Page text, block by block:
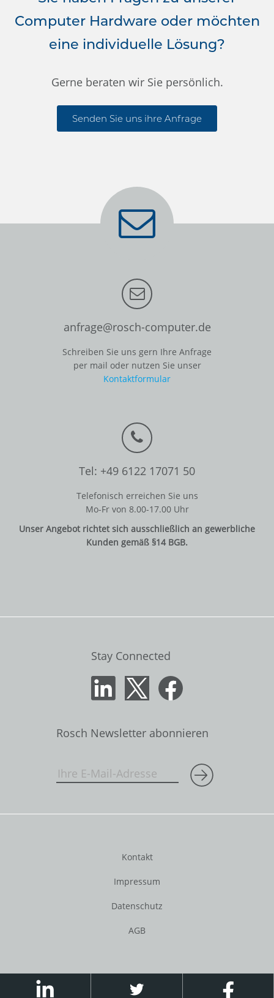
Computer Hardware oder möchten
eine individuelle Lösung?
Gerne beraten wir Sie persönlich.
Senden Sie uns ihre Anfrage
anfrage@rosch-computer.de
Schreiben Sie uns gern Ihre Anfrage
per mail oder nutzen Sie unser
Kontaktformular
Tel: +49 6122 17071 50
Telefonisch erreichen Sie uns
Mo-Fr von 8.00-17.00 Uhr
Unser Angebot richtet sich ausschließlich an gewerbliche
Kunden gemäß §14 BGB.
Stay Connected
Rosch Newsletter abonnieren
Kontakt
Impressum
Datenschutz
AGB